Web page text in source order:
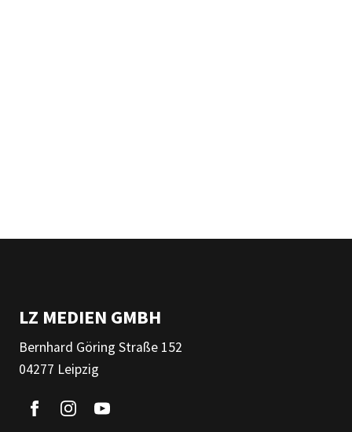
LZ MEDIEN GMBH
Bernhard Göring Straße 152
04277 Leipzig